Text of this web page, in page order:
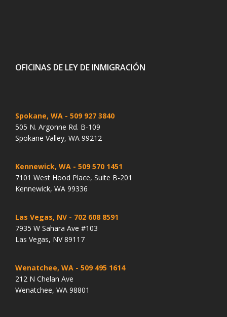
OFICINAS DE LEY DE INMIGRACIÓN
Spokane, WA - 509 927 3840
505 N. Argonne Rd. B-109
Spokane Valley, WA 99212
Kennewick, WA - 509 570 1451
7101 West Hood Place, Suite B-201
Kennewick, WA 99336
Las Vegas, NV - 702 608 8591
7935 W Sahara Ave #103
Las Vegas, NV 89117
Wenatchee, WA - 509 495 1614
212 N Chelan Ave
Wenatchee, WA 98801